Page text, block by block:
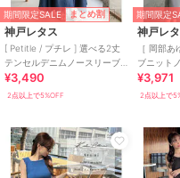
期間限定SALE まとめ割
神戸レタス
[ Petitle / プチレ ] 選べる2丈
テンセルデニムノースリーブ
ワンピース [E3574]
¥3,490
2点以上で5%OFF
期間限定
神戸レ
［ 岡部
ブニット
ース（選
¥3,971
2点以上で